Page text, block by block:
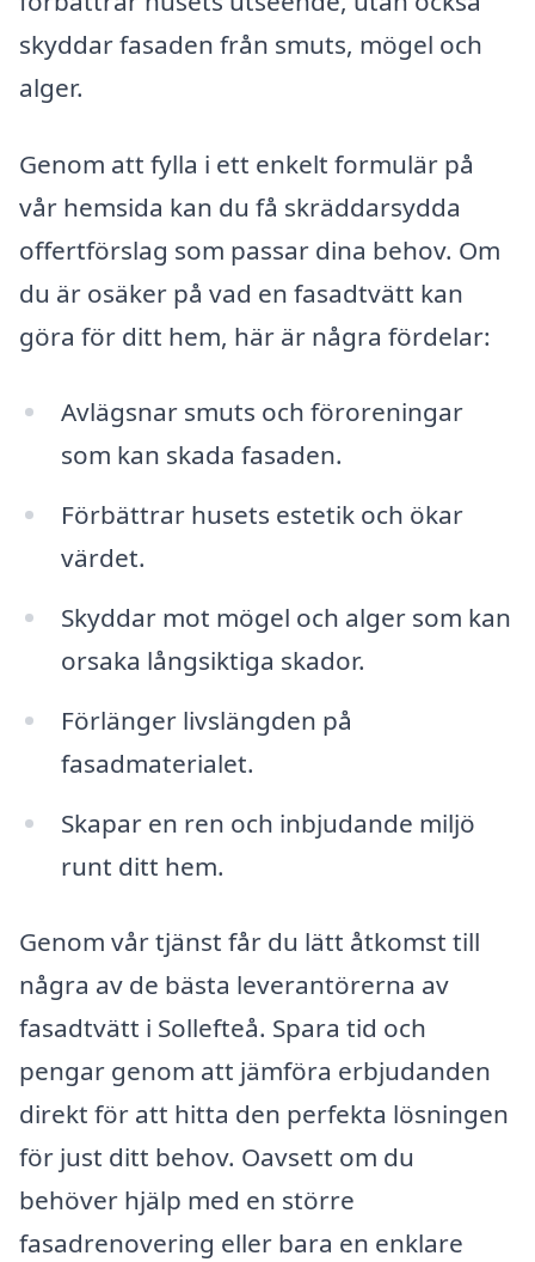
skyddar fasaden från smuts, mögel och
alger.
Genom att fylla i ett enkelt formulär på
vår hemsida kan du få skräddarsydda
offertförslag som passar dina behov. Om
du är osäker på vad en fasadtvätt kan
göra för ditt hem, här är några fördelar:
Avlägsnar smuts och föroreningar
som kan skada fasaden.
Förbättrar husets estetik och ökar
värdet.
Skyddar mot mögel och alger som kan
orsaka långsiktiga skador.
Förlänger livslängden på
fasadmaterialet.
Skapar en ren och inbjudande miljö
runt ditt hem.
Genom vår tjänst får du lätt åtkomst till
några av de bästa leverantörerna av
fasadtvätt i Sollefteå. Spara tid och
pengar genom att jämföra erbjudanden
direkt för att hitta den perfekta lösningen
för just ditt behov. Oavsett om du
behöver hjälp med en större
fasadrenovering eller bara en enklare